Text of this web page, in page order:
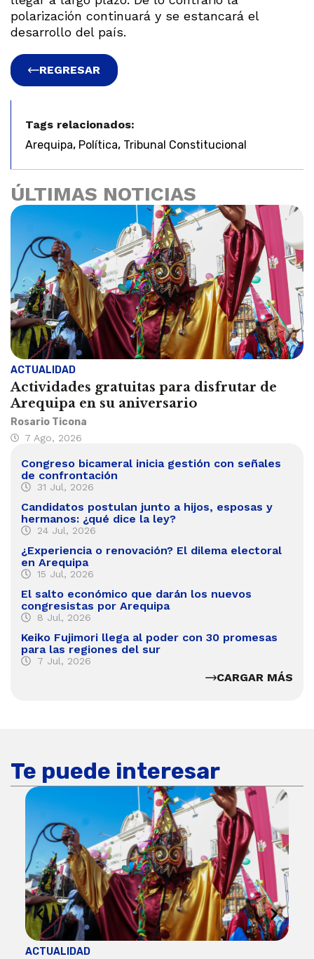
polarización continuará y se estancará el
desarrollo del país.
REGRESAR
Tags relacionados:
Arequipa, Política, Tribunal Constitucional
ÚLTIMAS NOTICIAS
ACTUALIDAD
Actividades gratuitas para disfrutar de
Arequipa en su aniversario
Rosario Ticona
7 Ago, 2026
Congreso bicameral inicia gestión con señales
de confrontación
31 Jul, 2026
Candidatos postulan junto a hijos, esposas y
hermanos: ¿qué dice la ley?
24 Jul, 2026
¿Experiencia o renovación? El dilema electoral
en Arequipa
15 Jul, 2026
El salto económico que darán los nuevos
congresistas por Arequipa
8 Jul, 2026
Keiko Fujimori llega al poder con 30 promesas
para las regiones del sur
7 Jul, 2026
CARGAR MÁS
Te puede interesar
ACTUALIDAD